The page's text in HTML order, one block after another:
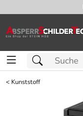
< Kunststoff